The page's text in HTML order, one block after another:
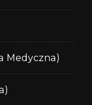
Medyczna)